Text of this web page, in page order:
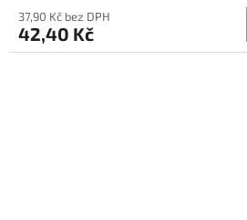
37,90 Kč bez DPH
42,40 Kč